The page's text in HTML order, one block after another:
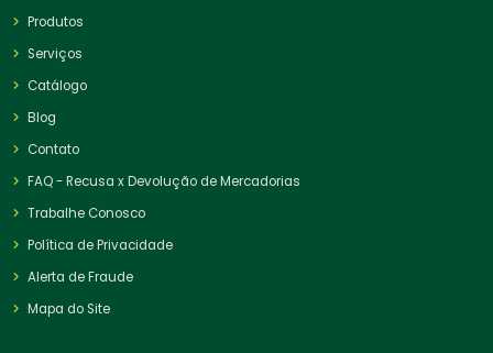
Produtos
Serviços
Catálogo
Blog
Contato
FAQ - Recusa x Devolução de Mercadorias
Trabalhe Conosco
Política de Privacidade
Alerta de Fraude
Mapa do Site